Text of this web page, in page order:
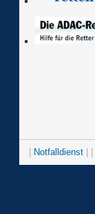
Notfalldienst